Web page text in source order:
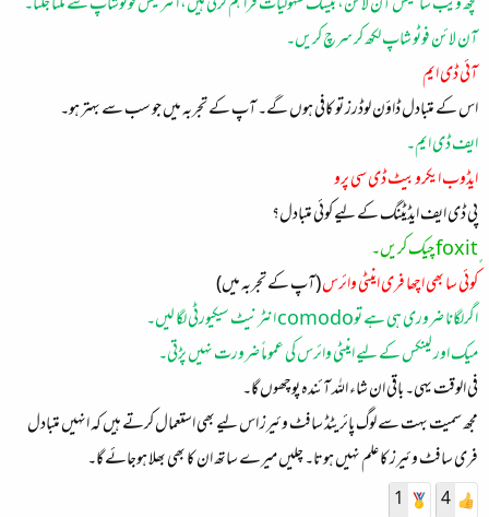
آن لائن فوٹو شاپ لکھ کر سرچ کریں۔
آئی ڈی ایم
اس کے متبادل ڈاؤن لوڈرز تو کافی ہوں گے۔ آپ کے تجربہ میں جو سب سے بہتر ہو۔
ایف ڈی ایم۔
ایڈوب ایکروبیٹ ڈی سی پرو
پی ڈی ایف ایڈیٹنگ کے لیے کوئی متبادل؟
کوئی سا بھی اچھا فری اینٹی وائرس(آپ کے تجربہ میں)
اگرلگانا ضروری ہی ہے توcomodo انٹرنیٹ سیکیورٹی لگا لیں۔
میک اور لینکس کے لیے اینٹی وائرس کی عموماً ضرورت نہیں پڑتی۔
فی الوقت یہی۔ باقی ان شاء اللہ آئندہ پوچھوں گا۔
مجھ سمیت بہت سے لوگ پائریٹڈ سافٹ وئیرز اس لیے بھی استعمال کرتے ہیں کہ انہیں متبادل
فری سافٹ وئیرز کا علم نہیں ہوتا۔ چلیں میرے ساتھ ان کا بھی بھلا ہوجائے گا۔
4
1